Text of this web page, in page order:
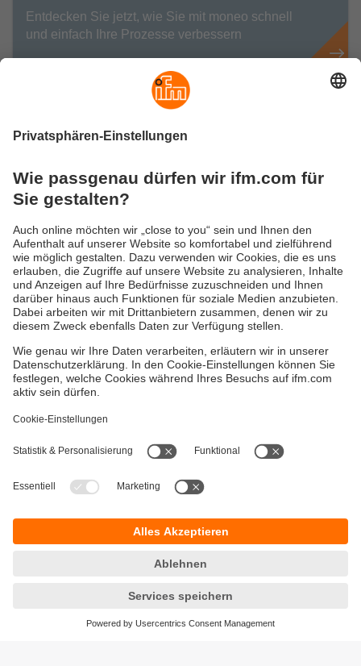
Entdecken Sie jetzt, wie Sie mit moneo schnell
und einfach Ihre Prozesse verbessern
Entdecken Sie die IO-Link-Vorteile
IO-Link revolutioniert die Sensorkommunikation –
einfache Verdrahtung, umfangreiche Daten,
nahtlose IT-Integration. Heute schon für die
Versandkosten
AGB
Impressum
Cookies
ifm electronic gmbh